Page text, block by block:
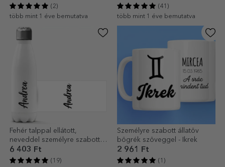
(2)
több mint 1 éve bemutatva
(41)
több mint 1 éve bemutatva
Fehér talppal ellátott,
neveddel személyre szabott
termosz
6 403 Ft
(19)
Személyre szabott állatöv
bögrék szöveggel - Ikrek
2 961 Ft
(1)